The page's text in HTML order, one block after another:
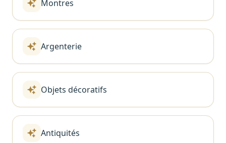
Montres
Argenterie
Objets décoratifs
Antiquités